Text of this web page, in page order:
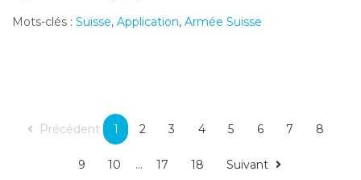
Mots-clés : Suisse, Application, Armée Suisse
Précédent 1 2 3 4 5 6 7 8
9 10 ... 17 18 Suivant